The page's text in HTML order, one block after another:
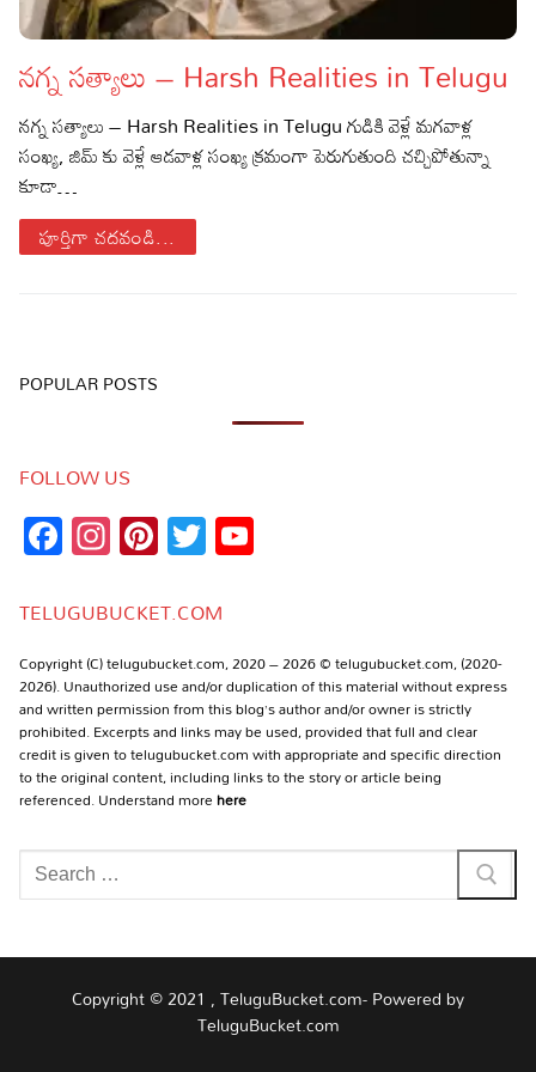
నగ్న సత్యాలు – Harsh Realities in Telugu
నగ్న సత్యాలు – Harsh Realities in Telugu గుడికి వెళ్లే మగవాళ్ల
సంఖ్య, జిమ్ కు వెళ్లే ఆడవాళ్ల సంఖ్య క్రమంగా పెరుగుతుంది చచ్చిపోతున్నా
కూడా…
పూర్తిగా చదవండి...
POPULAR POSTS
FOLLOW US
Facebook
Instagram
Pinterest
Twitter
TELUGUBUCKET.COM
Copyright (C) telugubucket.com, 2020 – 2026 © telugubucket.com, (2020-
2026). Unauthorized use and/or duplication of this material without express
and written permission from this blog’s author and/or owner is strictly
prohibited. Excerpts and links may be used, provided that full and clear
credit is given to telugubucket.com with appropriate and specific direction
to the original content, including links to the story or article being
referenced. Understand morehere
Search
for:
Copyright © 2021 , TeluguBucket.com- Powered by
TeluguBucket.com